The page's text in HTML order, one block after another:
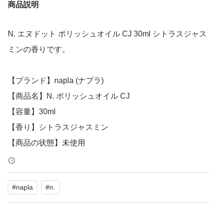
商品説明
N. エヌドット ポリッシュオイル CJ 30ml シトラスジャス
ミンの香りです。
【ブランド】napla (ナプラ)
【商品名】N. ポリッシュオイル CJ
【容量】30ml
【香り】シトラスジャスミン
【商品の状態】未使用
ヘアスタイリングやボディケアにも使えるマルチユースな
オイルです。シトラスジャスミンの爽やかな香りが特徴で
す。
#napla #n.